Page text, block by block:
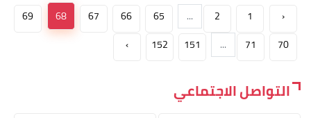
‹
1
2
...
65
66
67
68
69
70
71
...
151
152
›
التواصل الاجتماعي